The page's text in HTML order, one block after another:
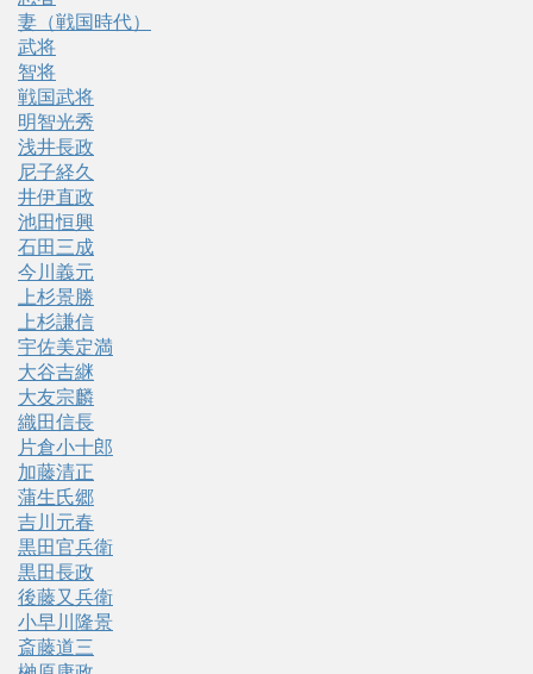
妻（戦国時代）
武将
智将
戦国武将
明智光秀
浅井長政
尼子経久
井伊直政
池田恒興
石田三成
今川義元
上杉景勝
上杉謙信
宇佐美定満
大谷吉継
大友宗麟
織田信長
片倉小十郎
加藤清正
蒲生氏郷
吉川元春
黒田官兵衛
黒田長政
後藤又兵衛
小早川隆景
斎藤道三